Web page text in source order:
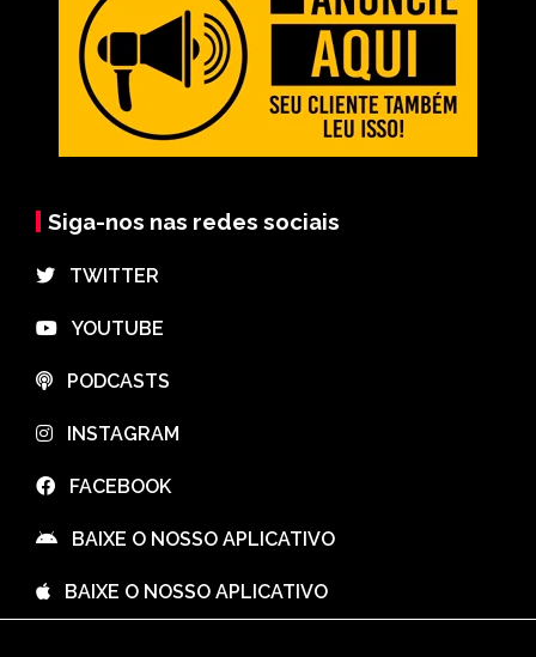
Siga-nos nas redes sociais
⠀TWITTER
⠀YOUTUBE
⠀PODCASTS
⠀INSTAGRAM
⠀FACEBOOK
⠀BAIXE O NOSSO APLICATIVO
⠀BAIXE O NOSSO APLICATIVO